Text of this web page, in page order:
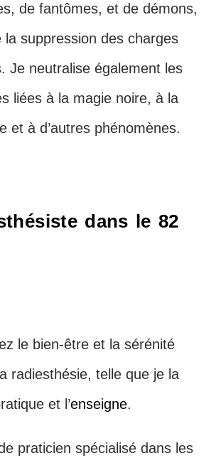
de fantômes, et de démons,
la suppression des charges
Je neutralise également les
liées à la magie noire, à la
et à d’autres phénomènes.
dans le 82
le bien-être et la sérénité
radiesthésie, telle que je la
et l’enseigne.
praticien spécialisé dans les